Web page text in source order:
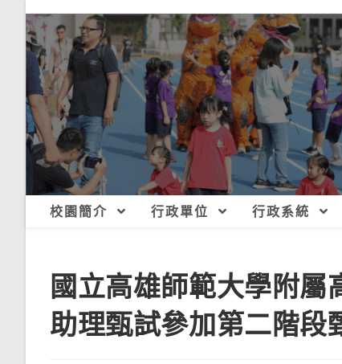
校園簡介 行政單位 行政系統
國立高雄師範大學附屬
助理甄試參加第二階段